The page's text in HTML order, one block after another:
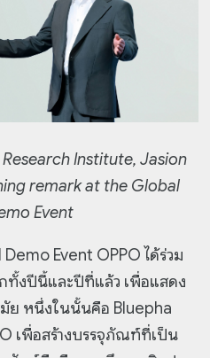
Institute, Jasion
remark at the Global
Event
Event OPPO ได้ร่วม
ทั้งปีนี้และปีที่แล้ว เพื่อแสดง
หนึ่งในนั้นคือ Bluepha
เพื่อสร้างบรรจุภัณฑ์ที่เป็น